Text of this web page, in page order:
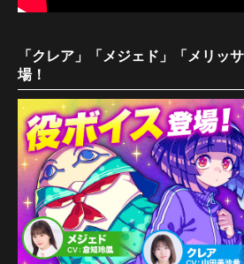
「クレア」「メジェド」「メリッ
場！